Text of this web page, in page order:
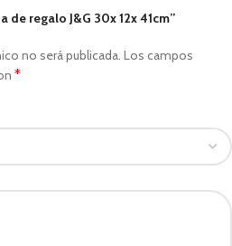
de regalo J&G 30x 12x 41cm”
no será publicada. Los campos
*